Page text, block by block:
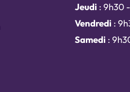
Jeudi : 9h30
Vendredi :
Samedi :